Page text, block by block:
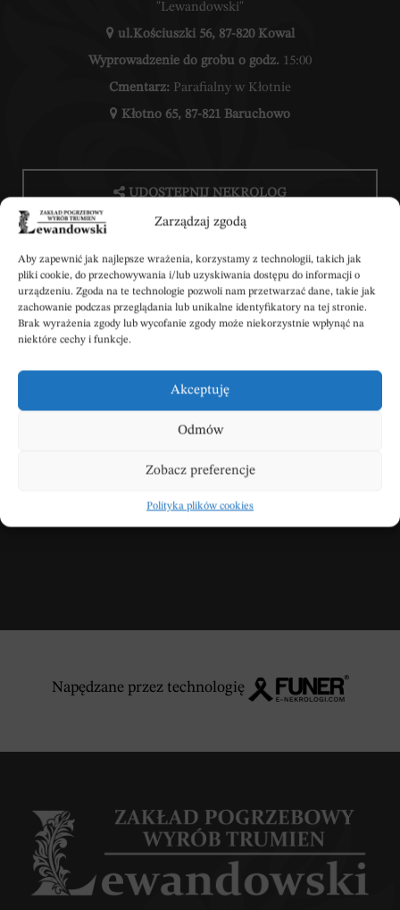
Zarządzaj zgodą
Aby zapewnić jak najlepsze wrażenia, korzystamy z technologii, takich jak
pliki cookie, do przechowywania i/lub uzyskiwania dostępu do informacji o
urządzeniu. Zgoda na te technologie pozwoli nam przetwarzać dane, takie jak
zachowanie podczas przeglądania lub unikalne identyfikatory na tej stronie.
Brak wyrażenia zgody lub wycofanie zgody może niekorzystnie wpłynąć na
niektóre cechy i funkcje.
Akceptuję
Odmów
Zobacz preferencje
Polityka plików cookies
"Lewandowski"
ul.Kościuszki 56, 87-820 Kowal
Wyprowadzenie do grobu o godz. 15:00
Cmentarz: Parafialny w Kłotnie
Kłotno 65, 87-821 Baruchowo
UDOSTĘPNIJ NEKROLOG
POBIERZ POWIADOMIENIE SMS
Wpisz swoje kondolencje
DODAJ KONDOLENCJE
Napędzane przez technologię